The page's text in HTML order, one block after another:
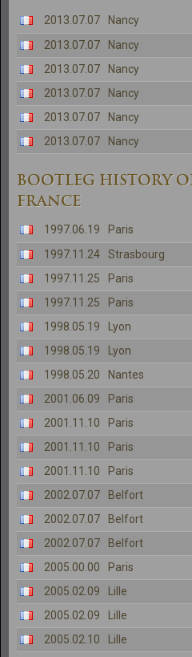
2013.07.07 Nancy
2013.07.07
Nancy
2013.07.07
Nancy
2013.07.07
Nancy
2013.07.07
Nancy
2013.07.07
Nancy
BOOTLEG HISTORY
FRANCE
1997.06.19 Paris
1997.11.24
Strasbourg
1997.11.25
Paris
1997.11.25
Paris
1998.05.19
Lyon
1998.05.19
Lyon
1998.05.20
Nantes
2001.06.09
Paris
2001.11.10
Paris
2001.11.10
Paris
2001.11.10
Paris
2002.07.07
Belfort
2002.07.07
Belfort
2002.07.07
Belfort
2005.00.00
Paris
2005.02.09
Lille
2005.02.09
Lille
2005.02.10
Lille